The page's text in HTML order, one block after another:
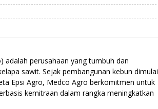
adalah perusahaan yang tumbuh dan
sawit. Sejak pembangunan kebun dimulai
Epsi Agro, Medco Agro berkomitmen untuk
kemitraan dalam rangka meningkatkan